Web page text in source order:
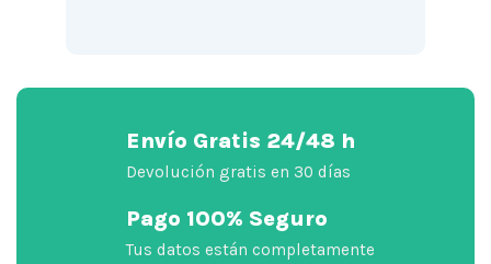
Envío Gratis 24/48 h
Devolución gratis en 30 días
Pago 100% Seguro
Tus datos están completamente